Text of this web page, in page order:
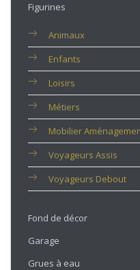
Figurines
Animaux
Enfants
Loisirs
Métiers
Mobilier
Voyageurs Assis
Voyageurs Debout
Fond de décor
Garage
Grues à eau